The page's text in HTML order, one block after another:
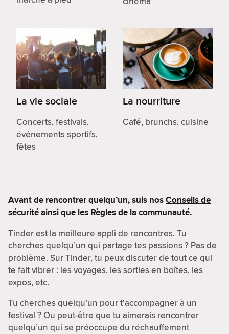
La vie sociale
Concerts, festivals,
événements sportifs,
fêtes
La nourriture
Café, brunchs, cuisine
Avant de rencontrer quelqu’un, suis nosConseils de
sécuritéainsi que les Règles de la communauté.
Tinder est la meilleure appli de rencontres. Tu
cherches quelqu’un qui partage tes passions ? Pas de
problème. Sur Tinder, tu peux discuter de tout ce qui
te fait vibrer : les voyages, les sorties en boîtes, les
expos, etc.
Tu cherches quelqu’un pour t’accompagner à un
festival ? Ou peut-être que tu aimerais rencontrer
quelqu’un qui se préoccupe du réchauffement